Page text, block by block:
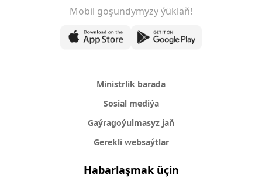
Mobil goşundymyzy ýükläň!
Ministrlik barada
Sosial mediýa
Gaýragoýulmasyz jaň
Gerekli websaýtlar
Habarlaşmak üçin